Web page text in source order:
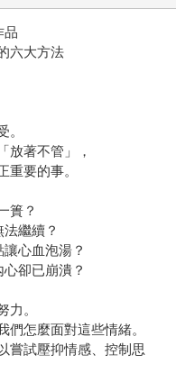
品
六大方法
。
放著不管」，
重要的事。
簣？
繼續？
心血泡湯？
卻已崩潰？
力。
們怎麼面對這些情緒。
嘗試壓抑情感、控制思